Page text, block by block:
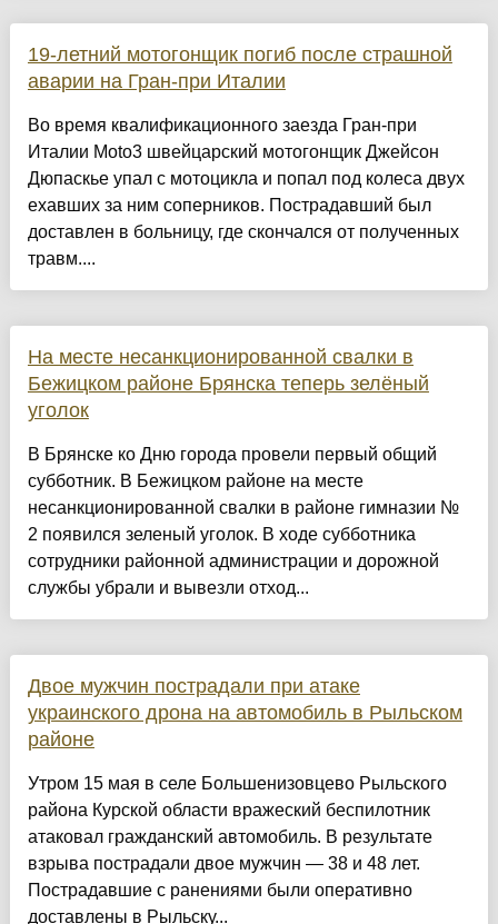
19-летний мотогонщик погиб после страшной
аварии на Гран-при Италии
Во время квалификационного заезда Гран-при
Италии Moto3 швейцарский мотогонщик Джейсон
Дюпаскье упал с мотоцикла и попал под колеса двух
ехавших за ним соперников. Пострадавший был
доставлен в больницу, где скончался от полученных
травм....
На месте несанкционированной свалки в
Бежицком районе Брянска теперь зелёный
уголок
В Брянске ко Дню города провели первый общий
субботник. В Бежицком районе на месте
несанкционированной свалки в районе гимназии №
2 появился зеленый уголок. В ходе субботника
сотрудники районной администрации и дорожной
службы убрали и вывезли отход...
Двое мужчин пострадали при атаке
украинского дрона на автомобиль в Рыльском
районе
Утром 15 мая в селе Большенизовцево Рыльского
района Курской области вражеский беспилотник
атаковал гражданский автомобиль. В результате
взрыва пострадали двое мужчин — 38 и 48 лет.
Пострадавшие с ранениями были оперативно
доставлены в Рыльску...